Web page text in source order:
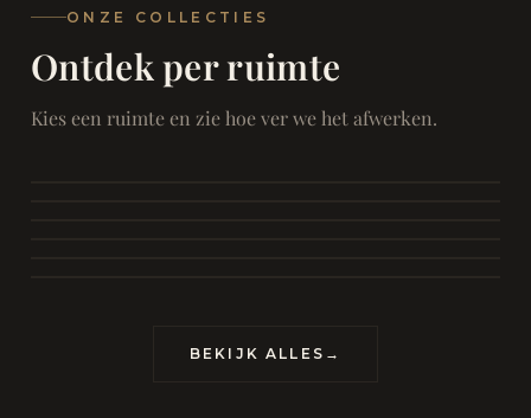
Modern
Marcottestyle Living
ONZE COLLECTIES
Ontdek per ruimte
Kies een ruimte en zie hoe ver we het afwerken.
SAMEN ONTSPANNEN
Woonkamer
Eetkamer
RUST EN RETRAITE
BEKIJK ALLES →